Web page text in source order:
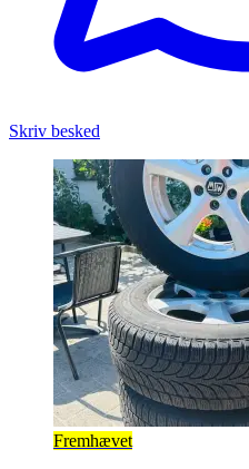
Skriv besked
Fremhævet